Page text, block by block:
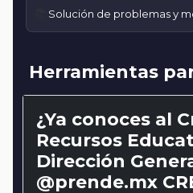
Solución de problemas y
Herramientas
¿Ya conoces al
Recursos
Dirección
@prende.mx